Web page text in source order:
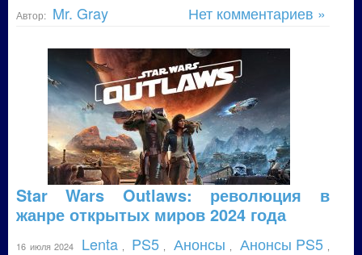
Автор: Mr. Gray Нет комментариев »
Star Wars Outlaws: революция в
жанре открытых миров 2024 года
16 июля 2024 Lenta PS5 Анонсы Анонсы PS5